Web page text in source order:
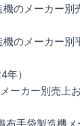
のメーカー別
のメーカー
）
ーカー別売上